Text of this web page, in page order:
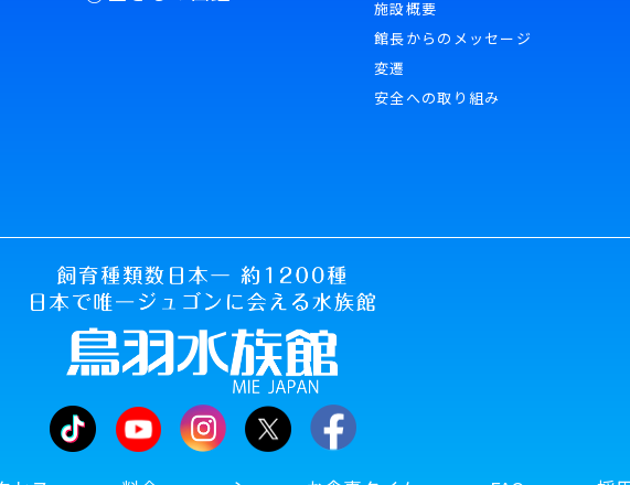
施設概要
館長からのメッセージ
変遷
安全への取り組み